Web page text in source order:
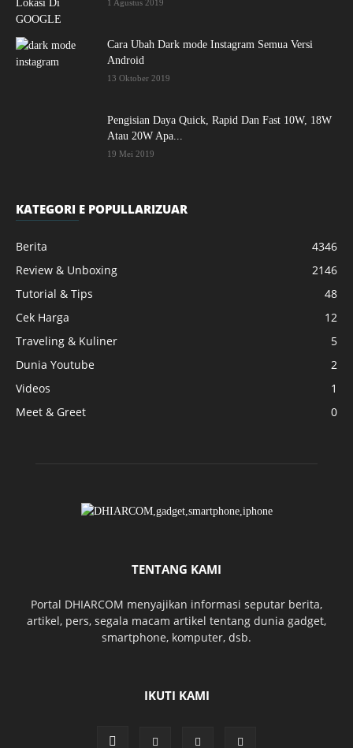
1 Agustus 2019
Cara Ubah Dark mode Instagram Semua Versi
Android
13 Oktober 2019
Pengisian Daya Quick, Rapid Dan Fast 10W, 18W
Atau 20W Apa...
19 Mei 2019
KATEGORI E POPULLARIZUAR
Berita
4346
Review & Unboxing
2146
Tutorial & Tips
48
Cek Harga
12
Traveling & Kuliner
5
Dunia Youtube
2
Videos
1
Meet & Greet
0
TENTANG KAMI
Portal DHIARCOM menyajikan informasi seputar berita,
artikel, pers, segala macam artikel tentang dunia gadget,
smartphone, komputer, dsb.
IKUTI KAMI